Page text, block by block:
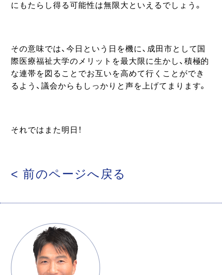
にもたらし得る可能性は無限大といえるでしょう。
その意味では、今日という日を機に、成田市として国
際医療福祉大学のメリットを最大限に生かし、積極的
な連帯を図ることでお互いを高めて行くことができ
るよう、議会からもしっかりと声を上げてまります。
それではまた明日！
< 前のページへ戻る